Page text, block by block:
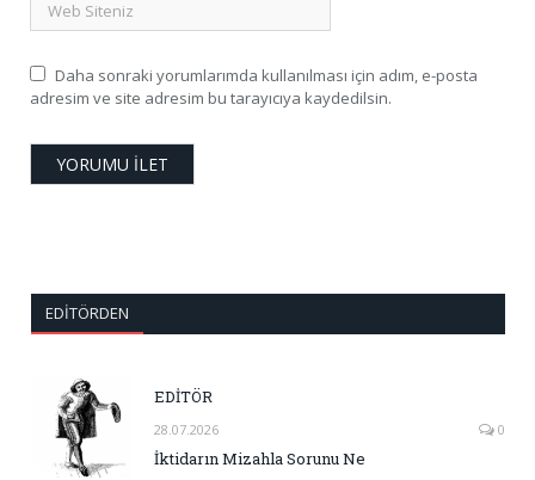
Daha sonraki yorumlarımda kullanılması için adım, e-posta
adresim ve site adresim bu tarayıcıya kaydedilsin.
EDITÖRDEN
EDİTÖR
28.07.2026 0
İktidarın Mizahla Sorunu Ne